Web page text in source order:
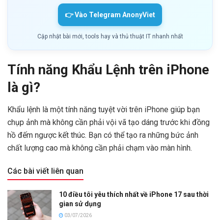
👉 Vào Telegram AnonyViet
Cập nhật bài mới, tools hay và thủ thuật IT nhanh nhất
Tính năng Khẩu Lệnh trên iPhone
là gì?
Khẩu lệnh là một tính năng tuyệt vời trên iPhone giúp bạn
chụp ảnh mà không cần phải vội vã tạo dáng trước khi đồng
hồ đếm ngược kết thúc. Bạn có thể tạo ra những bức ảnh
chất lượng cao mà không cần phải chạm vào màn hình.
Các bài viết liên quan
10 điều tôi yêu thích nhất về iPhone 17 sau thời
gian sử dụng
03/07/2026